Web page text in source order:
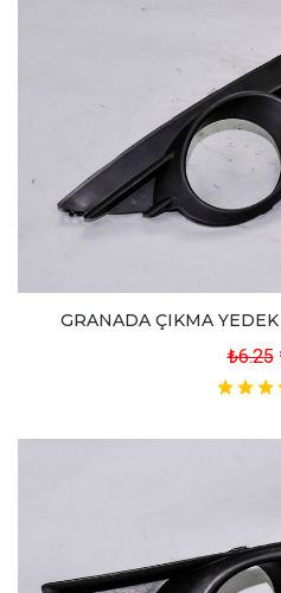
GRANADA ÇIKMA YEDEK
₺6.25